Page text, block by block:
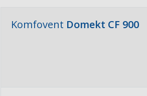
Komfovent Domekt CF 900